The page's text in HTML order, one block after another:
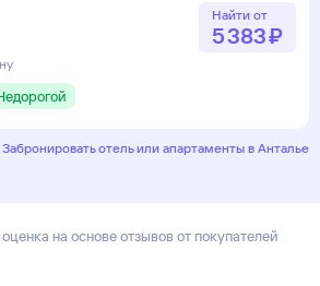
Найти от
5 ⁠383 ⁠₽
Забронировать отель или апартаменты в Анталье
оценка на основе отзывов от покупателей